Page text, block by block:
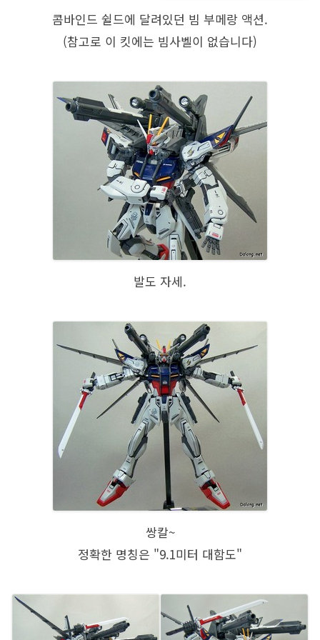
콤바인드 쉴드에 달려있던 빔 부메랑 액션.
(참고로 이 킷에는 빔사벨이 없습니다)
발도 자세.
쌍칼~
정확한 명칭은 "9.1미터 대함도"